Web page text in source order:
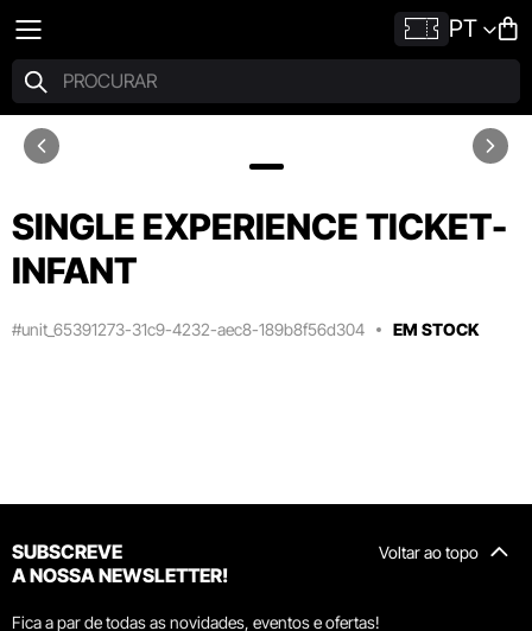
PT
SINGLE EXPERIENCE TICKET-
INFANT
#unit_65391273-31c9-4232-aec8-189b8f56d304 EM STOCK
Voltar ao topo
SUBSCREVE
A NOSSA NEWSLETTER!
Fica a par de todas as novidades, eventos e ofertas!